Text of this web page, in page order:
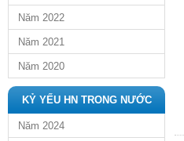
Năm 2022
Năm 2021
Năm 2020
KỶ YẾU HN TRONG NƯỚC
Năm 2024